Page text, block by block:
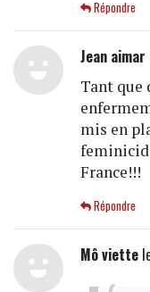
Répondre
Jean aimar
Tant que
mis en
France!!!
Répondre
Mô viette